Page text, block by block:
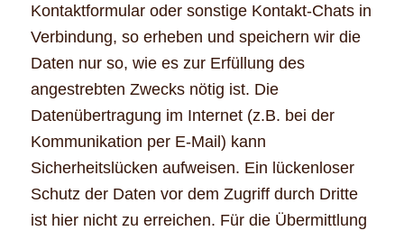
Kontaktformular oder sonstige Kontakt-Chats in
Verbindung, so erheben und speichern wir die
Daten nur so, wie es zur Erfüllung des
angestrebten Zwecks nötig ist. Die
Datenübertragung im Internet (z.B. bei der
Kommunikation per E-Mail) kann
Sicherheitslücken aufweisen. Ein lückenloser
Schutz der Daten vor dem Zugriff durch Dritte
ist hier nicht zu erreichen. Für die Übermittlung